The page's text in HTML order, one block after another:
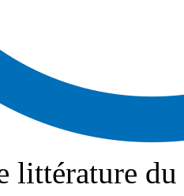
littérature